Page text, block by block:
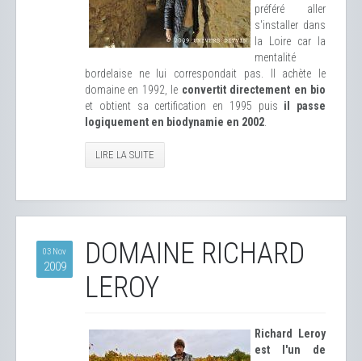
préféré aller
s'installer dans
la Loire car la
mentalité
bordelaise ne lui correspondait pas. Il achète le
domaine en 1992, le convertit directement en bio
et obtient sa certification en 1995 puis il passe
logiquement en biodynamie en 2002
LIRE LA SUITE
03 Nov
2009
DOMAINE RICHARD
LEROY
Richard Leroy
est l'un de